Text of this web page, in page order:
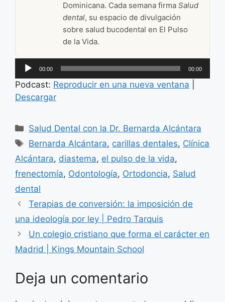
Dominicana. Cada semana firma Salud
dental, su espacio de divulgación
sobre salud bucodental en El Pulso
de la Vida.
Reproductor
de
audio
00:00 00:00
Podcast: Reproducir en una nueva ventana
Descargar
Categorías
Salud Dental con la Dr. Bernarda Alcántara
Etiquetas
Bernarda Alcántara, carillas dentales, Clínica
Alcántara, diastema, el pulso de la vida,
frenectomía, Odontología, Ortodoncia, Salud
dental
Terapias de conversión: la imposición de
una ideología por ley | Pedro Tarquis
Un colegio cristiano que forma el carácter en
Madrid | Kings Mountain School
Deja un comentario